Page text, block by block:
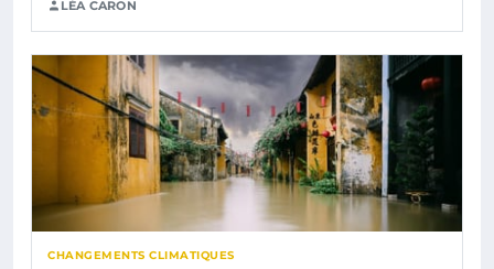
LÉA CARON
CHANGEMENTS CLIMATIQUES